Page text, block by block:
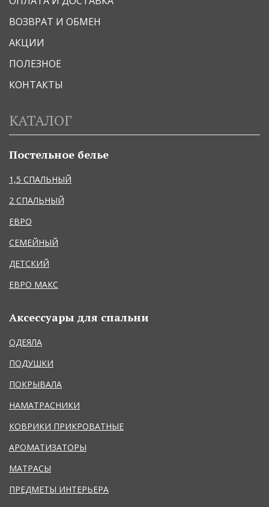
ВОЗВРАТ И ОБМЕН
АКЦИИ
ПОЛЕЗНОЕ
КОНТАКТЫ
КАТАЛОГ
Постельное белье
1,5 СПАЛЬНЫЙ
2 СПАЛЬНЫЙ
ЕВРО
СЕМЕЙНЫЙ
ДЕТСКИЙ
ЕВРО МАКС
Аксессуары для спальни
ОДЕЯЛА
ПОДУШКИ
ПОКРЫВАЛА
НАМАТРАСНИКИ
КОВРИКИ ПРИКРОВАТНЫЕ
АРОМАТИЗАТОРЫ
МАТРАСЫ
ПРЕДМЕТЫ ИНТЕРЬЕРА